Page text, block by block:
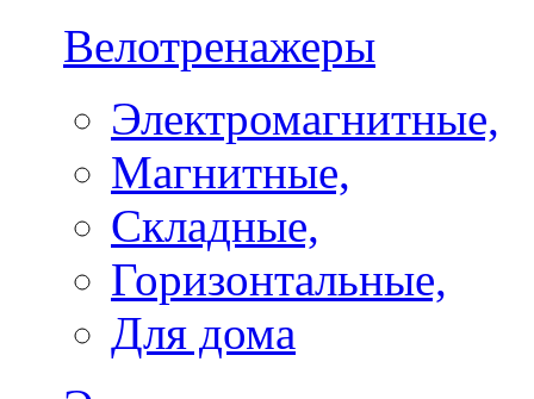
Велотренажеры
Электромагнитные,
Магнитные,
Складные,
Горизонтальные,
Для дома